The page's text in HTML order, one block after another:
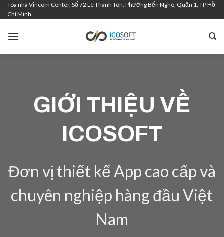
Skip
to
content
Tòa nhà Vincom Center, Số 72 Lê Thánh Tôn, Phường Bến Nghé, Quận 1, TP Hồ
Chí Minh
GIỚI THIỆU VỀ
ICOSOFT
Đơn vị thiết kế App cao cấp và
chuyên nghiệp hàng đầu Việt
Nam